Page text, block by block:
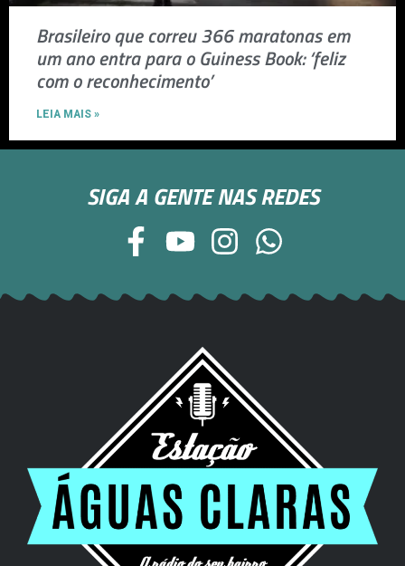
Brasileiro que correu 366 maratonas em
um ano entra para o Guiness Book: ‘feliz
com o reconhecimento’
LEIA MAIS »
SIGA A GENTE NAS REDES